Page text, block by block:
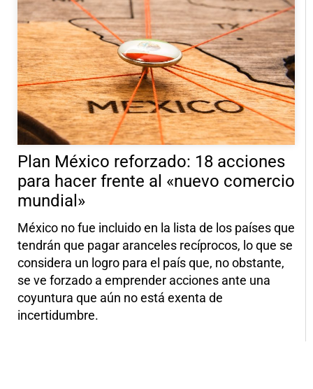
Plan México reforzado: 18 acciones
para hacer frente al «nuevo comercio
mundial»
México no fue incluido en la lista de los países que
tendrán que pagar aranceles recíprocos, lo que se
considera un logro para el país que, no obstante,
se ve forzado a emprender acciones ante una
coyuntura que aún no está exenta de
incertidumbre.